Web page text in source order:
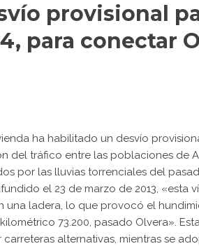
provisional
para conectar
ha habilitado un desvío
del tráfico entre las poblaciones de
por las lluvias torrenciales del
el 23 de marzo de 2013, «esta
una ladera, lo que provocó el
73.200, pasado Olvera».
alternativas, mientras se